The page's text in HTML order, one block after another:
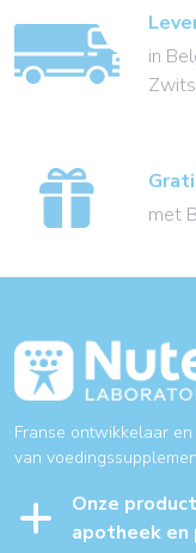
in
met
Franse ontwikkelaar
van
Onze
apotheek en